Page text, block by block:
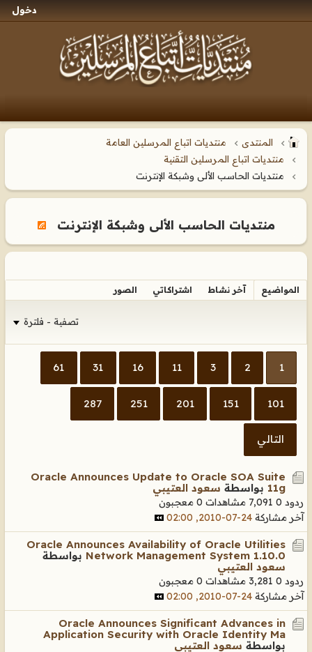
دخول
المنتدى
منتديات اتباع المرسلين العامة
منتديات اتباع المرسلين التقنية
منتديات الحاسب الألى وشبكة الإنترنت
منتديات الحاسب الألى وشبكة الإنترنت
المواضيع آخر نشاط اشتراكاتي الصور
تصفية - فلترة
1
2
3
11
16
31
61
101
151
201
251
287
التالي
Oracle Announces Update to Oracle SOA Suite
11g بواسطة سعود العتيبي
ردود 0 7,091 مشاهدات
0 معجبون
آخر مشاركة 24-07-2010, 02:00
Oracle Announces Availability of Oracle Utilities
Network Management System 1.10.0 بواسطة
سعود العتيبي
ردود 0 3,281 مشاهدات
0 معجبون
آخر مشاركة 24-07-2010, 02:00
Oracle Announces Significant Advances in
Application Security with Oracle Identity Ma
بواسطة سعود العتيبي